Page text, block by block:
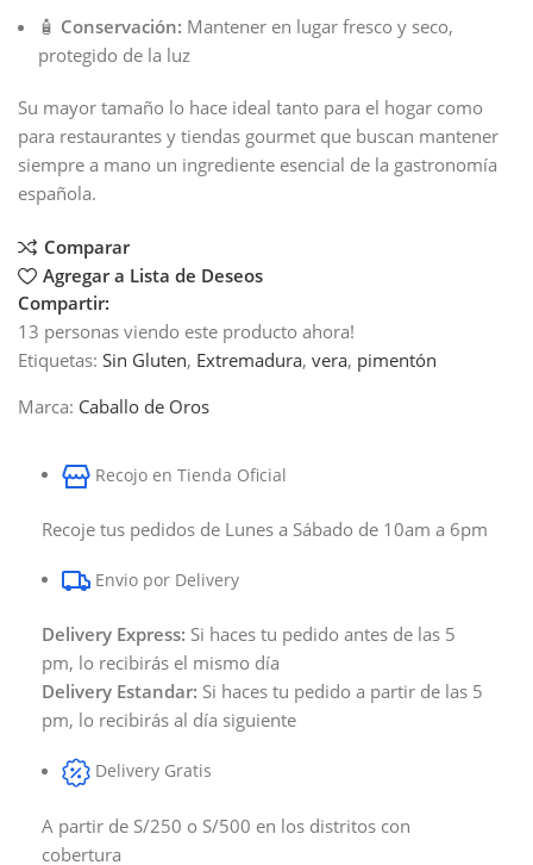
🧴 Conservación: Mantener en lugar fresco y seco,
protegido de la luz
Su mayor tamaño lo hace ideal tanto para el hogar como
para restaurantes y tiendas gourmet que buscan mantener
siempre a mano un ingrediente esencial de la gastronomía
española.
Comparar
Agregar a Lista de Deseos
Compartir:
13 personas viendo este producto ahora!
Etiquetas: Sin Gluten, Extremadura, vera, pimentón
Marca: Caballo de Oros
Recojo en Tienda Oficial
Recoje tus pedidos de Lunes a Sábado de 10am a 6pm
Envio por Delivery
Delivery Express: Si haces tu pedido antes de las 5
pm, lo recibirás el mismo día
Delivery Estandar: Si haces tu pedido a partir de las 5
pm, lo recibirás al día siguiente
Delivery Gratis
A partir de S/250 o S/500 en los distritos con
cobertura